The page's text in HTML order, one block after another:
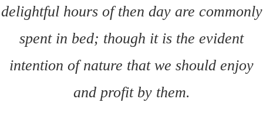
delightful hours of then day are commonly
spent in bed; though it is the evident
intention of nature that we should enjoy
and profit by them.